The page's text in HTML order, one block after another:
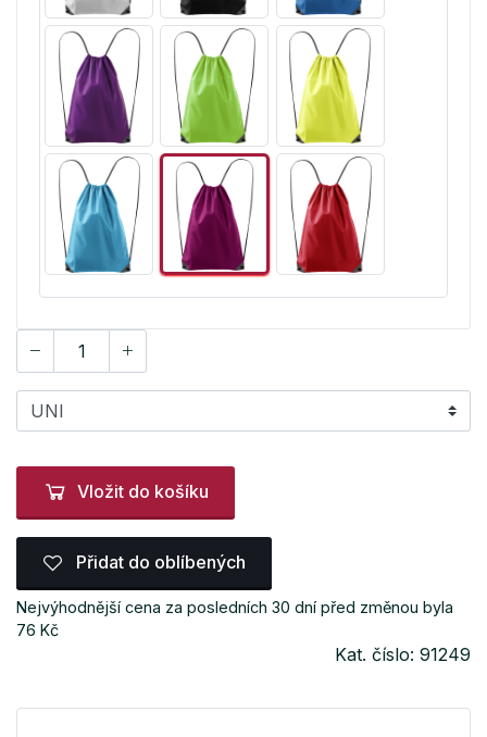
Vložit do košíku
Přidat do oblíbených
Nejvýhodnější cena za posledních 30 dní před změnou byla
76 Kč
Kat. číslo: 91249